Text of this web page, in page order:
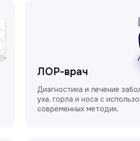
Диагностика и лечение
уха, горла и носа с
современных методик.
ЛОР-врач